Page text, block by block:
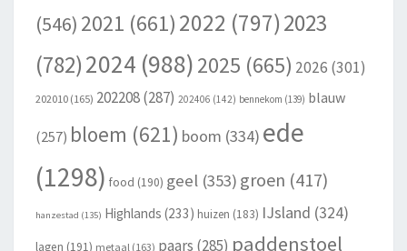
(546) 2021 (661) 2022 (797)2023
(782)2024 (988) 2025 (665) 2026 (301)
202010 (165) 202208(287) 202406 (142) bennekom (139) blauw
(257) bloem (621) boom (334) ede
(1298) food (190) geel (353) groen (417)
hanzestad (135) Highlands (233) huizen (183) IJsland (324)
lagen (191) metaal (163) paars (285) paddenstoel